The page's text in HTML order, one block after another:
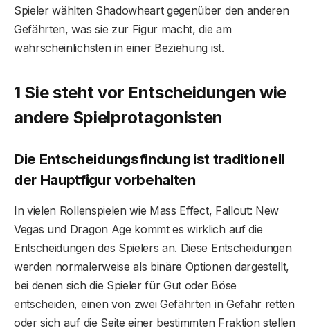
Spieler wählten Shadowheart gegenüber den anderen
Gefährten, was sie zur Figur macht, die am
wahrscheinlichsten in einer Beziehung ist.
1 Sie steht vor Entscheidungen wie
andere Spielprotagonisten
Die Entscheidungsfindung ist traditionell
der Hauptfigur vorbehalten
In vielen Rollenspielen wie Mass Effect, Fallout: New
Vegas und Dragon Age kommt es wirklich auf die
Entscheidungen des Spielers an. Diese Entscheidungen
werden normalerweise als binäre Optionen dargestellt,
bei denen sich die Spieler für Gut oder Böse
entscheiden, einen von zwei Gefährten in Gefahr retten
oder sich auf die Seite einer bestimmten Fraktion stellen